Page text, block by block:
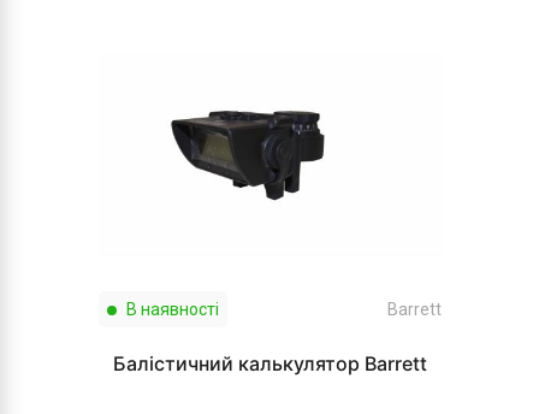
В наявності Barrett
Балістичний калькулятор Barrett